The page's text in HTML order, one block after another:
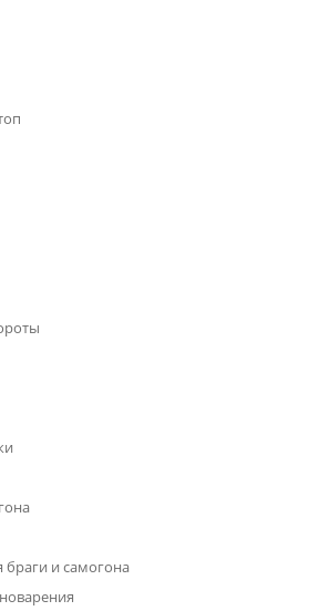
довольно просто. Следуя
осуществлять перегонку,
через электронный термометр.
шланги для подвода и
для крана, спиртомер для
использует высокопрочные и
изготовления — только пищевую
Каждый аппарат имеет гарантию
и самогона